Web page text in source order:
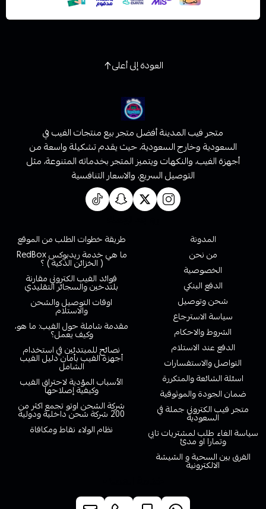
العودة إلى أعلى
متجر فيب المدينة أفضل متجر بيع منتجات الفيب في
السعودية وخارج السعودية، حيث يقدم تشكيلة واسعة من
أجهزة الفيب، والنكهات ويتميز المتجر بخدماته المتنوعة، مثل
التوصيل السريع، والاسعار التنافسية
المدونة
من نحن
الخصوصية
الدفع البنكي
شحن وتوصيل
سياسة الاسترجاع
الشروط والاحكام
الدفع عند الاستلام
التواصل والاستفسارات
اسئلة الشائعة والمتكررة
ضمان الجودة والموثوقية
متجر فيب الكتروني جملة في
السعودية
سياسة الغاء طلب لمشتريات تابي
وتمارا او مدئ
الفرق بين السحبة و الشيشة
الالكترونية
طريقة خطوات الطلب من الموقع
ما هي خدمة ريدبوكس RedBox
( الخزائن الذكية ) ؟
فوائد الفيب الكتروني مقارنة
بلتدخين والسجائر التقليدي
اوقات التوصيل والشحن
والاستلام
مقدمة شاملة حول الفيب: ما هو،
وكيف يعمل؟
نصائح للمبتدئين في استخدام
أجهزة الفيب بأمان دليل الفيب
الشامل
الأسباب المؤدية لاحتراق الفيب
وكيفية إصلاحها
شركة الشحن اوتو تجمع اكثر من
200 شركة شحن داخلية ودولية
نظام الولاء نقاط ومكافاة